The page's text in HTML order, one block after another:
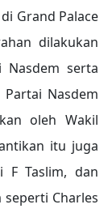
Grand Palace
dilakukan
Nasdem serta
Nasdem
oleh Wakil
itu juga
F Taslim, dan
Charles